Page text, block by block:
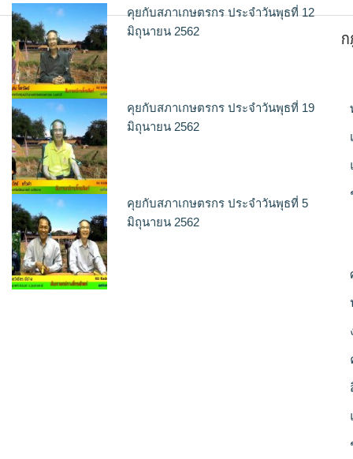
คุยกับสภาเกษตรกร ประจำวันพุธที่ 12
มิถุนายน 2562
คุยกับสภาเกษตรกร ประจำวันพุธที่ 19
มิถุนายน 2562
คุยกับสภาเกษตรกร ประจำวันพุธที่ 5
มิถุนายน 2562